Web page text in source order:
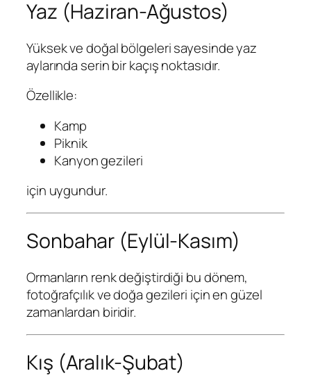
Yaz (Haziran-Ağustos)
Yüksek ve doğal bölgeleri sayesinde yaz
aylarında serin bir kaçış noktasıdır.
Özellikle:
Kamp
Piknik
Kanyon gezileri
için uygundur.
Sonbahar (Eylül-Kasım)
Ormanların renk değiştirdiği bu dönem,
fotoğrafçılık ve doğa gezileri için en güzel
zamanlardan biridir.
Kış (Aralık-Şubat)